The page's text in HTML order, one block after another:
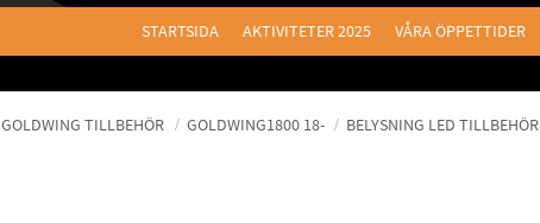
STARTSIDA AKTIVITETER 2025 VÅRA ÖPPETTIDER
GOLDWING TILLBEHÖR GOLDWING1800 18- BELYSNING LED TILLBEHÖR